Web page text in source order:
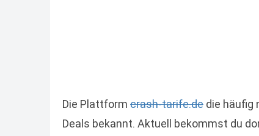
Die Plattform crash-tarife.de die häufig
Deals bekannt. Aktuell bekommst du